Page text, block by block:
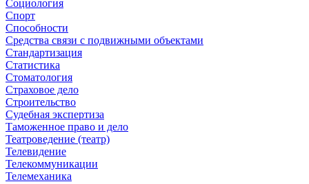
Социология
Спорт
Способности
Средства связи с подвижными объектами
Стандартизация
Статистика
Стоматология
Страховое дело
Строительство
Судебная экспертиза
Таможенное право и дело
Театроведение (театр)
Телевидение
Телекоммуникации
Телемеханика